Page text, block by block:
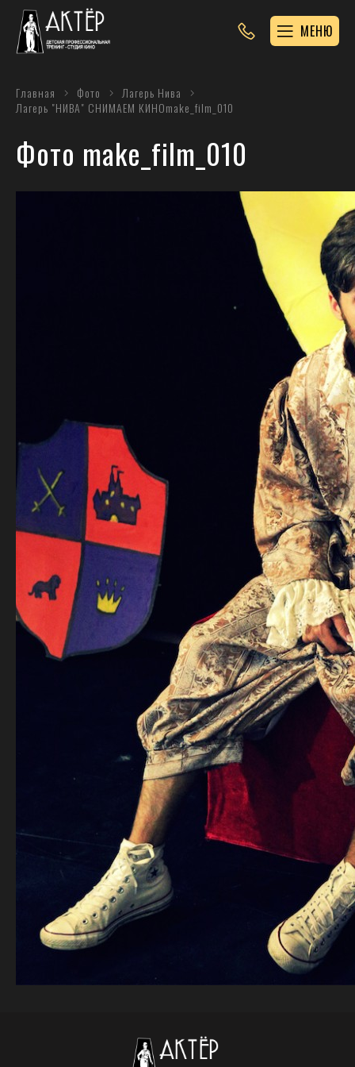
МЕНЮ
Главная Фото
Лагерь Нива
Лагерь "НИВА" СНИМАЕМ КИНОmake_film_010
Фото make_film_010